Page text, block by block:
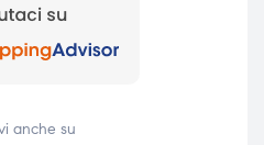
anche su